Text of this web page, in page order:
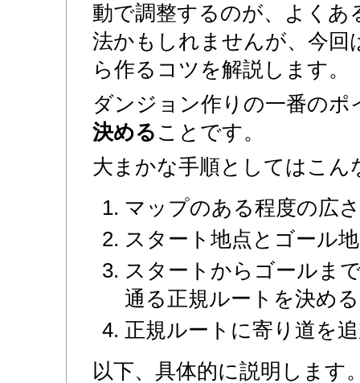
動で調整するのが、よくあ
法かもしれませんが、今
ら作るコツを解説します。
ダンジョン作りの一番のポ
決める ことです。
大まかな手順としてはこん
マップのある程度の広
スタート地点とゴール
スタートからゴールま
通る正規ルートを決める
正規ルートに寄り道を
以下、具体的に説明します